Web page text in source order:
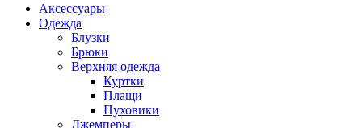
Аксессуары
Одежда
Блузки
Брюки
Верхняя одежда
Куртки
Плащи
Пуховики
Джемперы